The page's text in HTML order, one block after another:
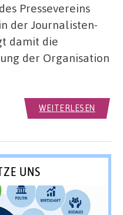
Pressevereins
der Journalisten-
damit die
der Organisation
WEITERLESEN
UNS